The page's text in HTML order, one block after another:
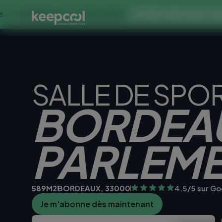
À 0€ << OFFRE LIMITÉE ☀️ OFFRE SPECIALE DANS CE
SALLE DE
589M2BORDEAUX, 33000 4.5/5 sur
Je m'abonne dès maintenant